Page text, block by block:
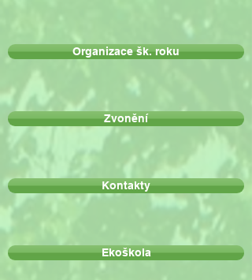
Organizace šk. roku
Zvonění
Kontakty
Ekoškola